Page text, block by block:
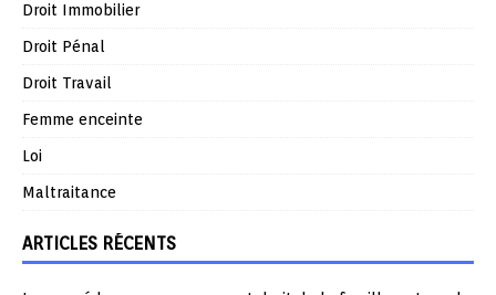
Droit Immobilier
Droit Pénal
Droit Travail
Femme enceinte
Loi
Maltraitance
ARTICLES RÉCENTS